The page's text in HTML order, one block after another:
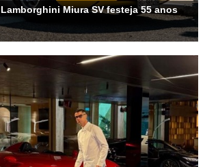
Miura SV festeja 55 anos